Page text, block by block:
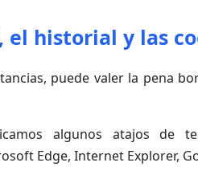
el historial y las
puede valer la pena
algunos atajos de
Edge, Internet Explorer,